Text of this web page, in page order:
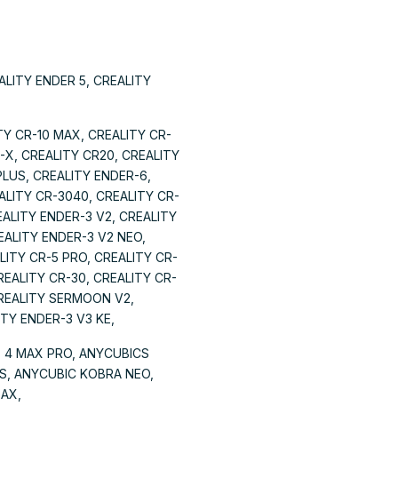
ENDER 5, CREALITY
CR-10 MAX, CREALITY CR-
CREALITY CR20, CREALITY
CREALITY ENDER-6,
CR-3040, CREALITY CR-
ENDER-3 V2, CREALITY
ENDER-3 V2 NEO,
CR-5 PRO, CREALITY CR-
CR-30, CREALITY CR-
SERMOON V2,
ENDER-3 V3 KE,
MAX PRO, ANYCUBICS
ANYCUBIC KOBRA NEO,